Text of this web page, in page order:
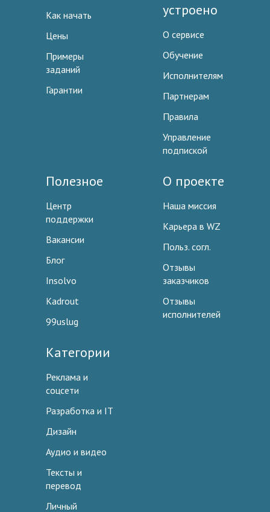
Как начать
Цены
Примеры
заданий
Гарантии
устроено
О сервисе
Обучение
Исполнителям
Партнерам
Правила
Управление
подпиской
Полезное
Центр
поддержки
Вакансии
Блог
Insolvo
Kadrout
99uslug
О проекте
Наша миссия
Карьера в WZ
Польз. согл.
Отзывы
заказчиков
Отзывы
исполнителей
Категории
Реклама и
соцсети
Разработка и IT
Дизайн
Аудио и видео
Тексты и
перевод
Личный